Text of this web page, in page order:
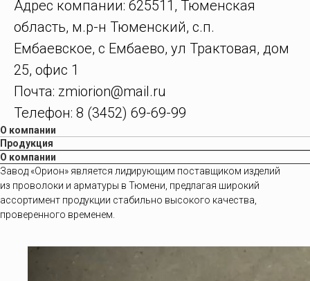
Адрес компании: 625511, Тюменская
область, м.р-н Тюменский, с.п.
Ембаевское, с Ембаево, ул Трактовая, дом
25, офис 1
Почта: zmiorion@mail.ru
Телефон: 8 (3452) 69-69-99
О компании
Продукция
О компании
Завод «Орион» является лидирующим поставщиком изделий
из проволоки и арматуры в Тюмени, предлагая широкий
ассортимент продукции стабильно высокого качества,
проверенного временем.